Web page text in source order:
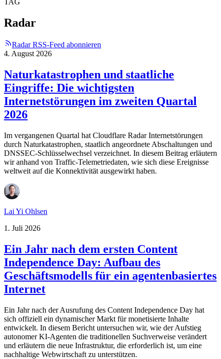
TAG
Radar
Radar RSS-Feed abonnieren
4. August 2026
Naturkatastrophen und staatliche
Eingriffe: Die wichtigsten
Internetstörungen im zweiten Quartal
2026
Im vergangenen Quartal hat Cloudflare Radar Internetstörungen
durch Naturkatastrophen, staatlich angeordnete Abschaltungen und
DNSSEC-Schlüsselwechsel verzeichnet. In diesem Beitrag erläutern
wir anhand von Traffic-Telemetriedaten, wie sich diese Ereignisse
weltweit auf die Konnektivität ausgewirkt haben.
Lai Yi Ohlsen
1. Juli 2026
Ein Jahr nach dem ersten Content
Independence Day: Aufbau des
Geschäftsmodells für ein agentenbasiertes
Internet
Ein Jahr nach der Ausrufung des Content Independence Day hat
sich offiziell ein dynamischer Markt für monetisierte Inhalte
entwickelt. In diesem Bericht untersuchen wir, wie der Aufstieg
autonomer KI-Agenten die traditionellen Suchverweise verändert
und erläutern die neue Infrastruktur, die erforderlich ist, um eine
nachhaltige Webwirtschaft zu unterstützen.